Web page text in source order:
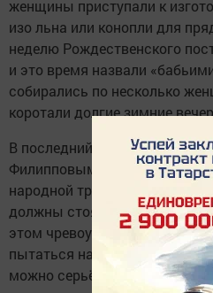
женщины приступали к
изо льна или конопли для
неделю Рождественского
и это время назвали
собирались по несколько
коротали долгие зимние
В последний день перед
Филипповым постом принято
народной традиции, богатый
должны стоять мясные,
этом чревоугодие не
пытаться наесться до
можно серьёзно подорвать